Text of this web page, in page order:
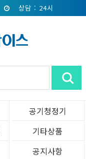
상담 : 24시
공기청정기
기타상품
공지사항